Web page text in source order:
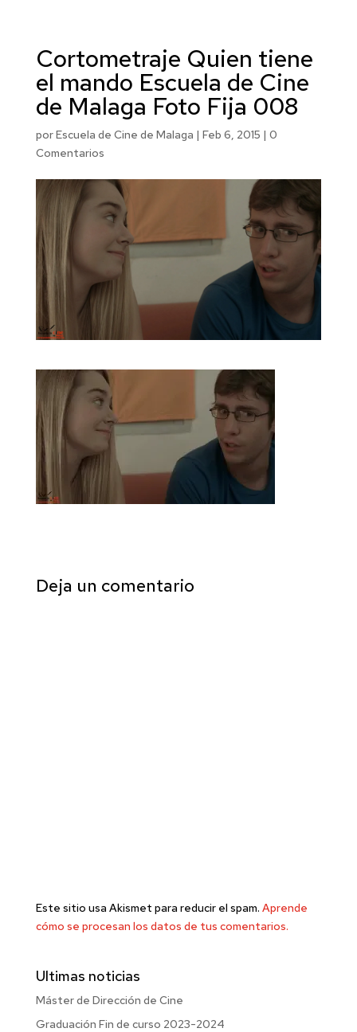
Cortometraje Quien tiene
el mando Escuela de Cine
de Malaga Foto Fija 008
porEscuela de Cine de Malaga | Feb 6, 2015 | 0
Comentarios
Deja un comentario
Este sitio usa Akismet para reducir el spam. Aprende
cómo se procesan los datos de tus comentarios.
Ultimas noticias
Máster de Dirección de Cine
Graduación Fin de curso 2023-2024